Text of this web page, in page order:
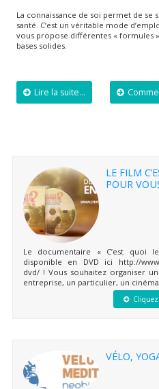
La connaissance de soi permet de se
santé. C’est un véritable mode
vous propose différentes « formules
bases solides.
Lire la suite...
LE FILM
POUR
Le documentaire « C’est quoi
disponible en DVD ici http://
dvd/ ! Vous souhaitez organiser
entreprise, un particulier, un
VÉLO,